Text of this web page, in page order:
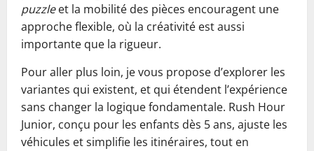
puzzleet la mobilité des pièces encouragent une
approche flexible, où la créativité est aussi
importante que la rigueur.
Pour aller plus loin, je vous propose d’explorer les
variantes qui existent, et qui étendent l’expérience
sans changer la logique fondamentale. Rush Hour
Junior, conçu pour les enfants dès 5 ans, ajuste les
véhicules et simplifie les itinéraires, tout en